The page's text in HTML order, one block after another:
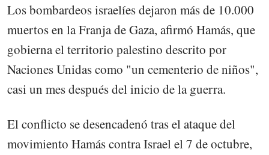
Los bombardeos israelíes dejaron más de 10.000
muertos en la Franja de Gaza, afirmó Hamás, que
gobierna el territorio palestino descrito por
Naciones Unidas como "un cementerio de niños",
casi un mes después del inicio de la guerra.
El conflicto se desencadenó tras el ataque del
movimiento Hamás contra Israel el 7 de octubre,